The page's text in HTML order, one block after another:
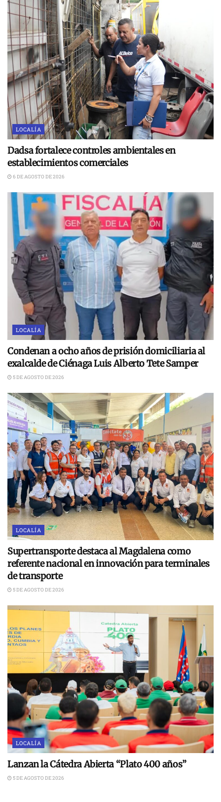
LOCALÍA
Dadsa fortalece controles ambientales en
establecimientos comerciales
6 DE AGOSTO DE 2026
LOCALÍA
Condenan a ocho años de prisión domiciliaria al
exalcalde de Ciénaga Luis Alberto Tete Samper
5 DE AGOSTO DE 2026
LOCALÍA
Supertransporte destaca al Magdalena como
referente nacional en innovación para terminales
de transporte
5 DE AGOSTO DE 2026
LOCALÍA
Lanzan la Cátedra Abierta “Plato 400 años”
5 DE AGOSTO DE 2026